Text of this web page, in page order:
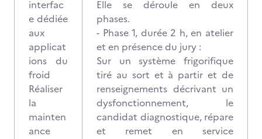
interfac
e dédiée
aux
applicat
ions du
froid
Réaliser
la
mainten
ance
Elle se déroule en deux
phases.
- Phase 1, durée 2 h, en atelier
et en présence du jury :
Sur un système frigorifique
tiré au sort et à partir et de
renseignements décrivant un
dysfonctionnement, le
candidat diagnostique, répare
et remet en service